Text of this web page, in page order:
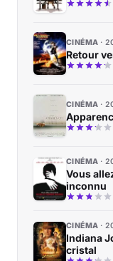
CINÉMA
Retour
CINÉMA
CINÉMA
Vous
inconnu
CINÉMA
Indiana
cristal